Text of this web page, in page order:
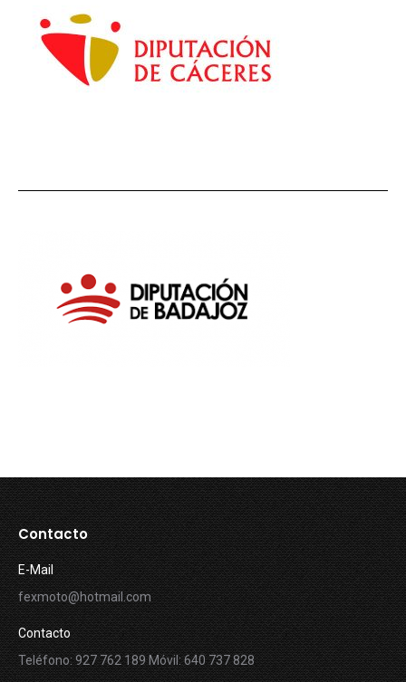
Contacto
E-Mail
fexmoto@hotmail.com
Contacto
Teléfono: 927 762 189 Móvil: 640 737 828